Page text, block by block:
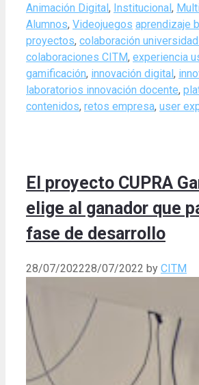
Categories
Animación Digital , Institucional ,
Alumnos, Videojuegos Tags
aprendizaje
proyectos, colaboración
colaboraciones CITM, experiencia
gamificación, innovación digital ,
laboratorios innovación docente,
contenidos, retos empresa, user
El proyecto CUPRA
elige al ganador que
fase de desarrollo
28/07/202228/07/2022 by CITM